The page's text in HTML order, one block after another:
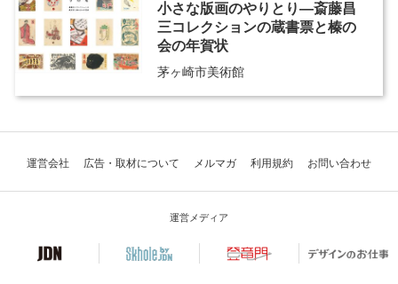
小さな版画のやりとり―斎藤昌
三コレクションの蔵書票と榛の
会の年賀状
茅ヶ崎市美術館
運営会社 広告・取材について メルマガ 利用規約 お問い合わせ
運営メディア